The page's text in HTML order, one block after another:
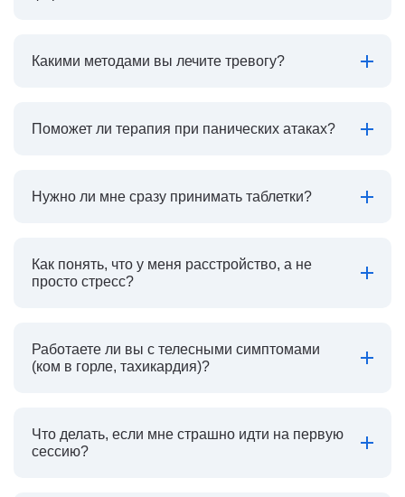
Какими методами вы лечите тревогу?
Поможет ли терапия при панических атаках?
Нужно ли мне сразу принимать таблетки?
Как понять, что у меня расстройство, а не
просто стресс?
Работаете ли вы с телесными симптомами
(ком в горле, тахикардия)?
Что делать, если мне страшно идти на первую
сессию?